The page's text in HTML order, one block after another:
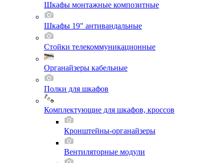
Шкафы монтажные композитные
Шкафы 19" антивандальные
Стойки телекоммуникационные
Органайзеры кабельные
Полки для шкафов
Комплектующие для шкафов, кроссов
Кронштейны-органайзеры
Вентиляторные модули